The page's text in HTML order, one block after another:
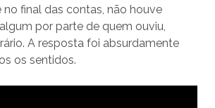
no final das contas, não houve
por parte de quem ouviu,
A resposta foi absurdamente
os sentidos.